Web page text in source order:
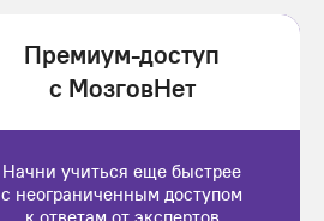
Luluput
Премиум-доступ
с МозговНет
Начни учиться еще быстрее
с неограниченным доступом